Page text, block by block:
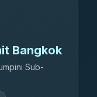
Bangkok
Sub-